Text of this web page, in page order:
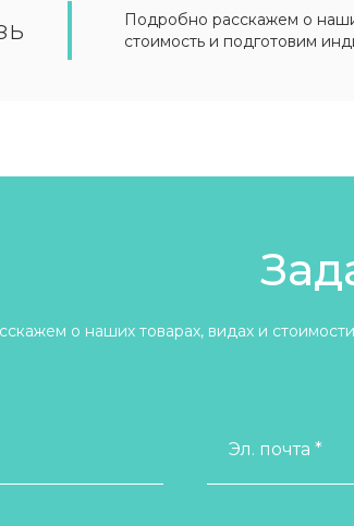
Подробно расскажем о
стоимость и подготовим
о наших товарах, видах и
Эл. почта *